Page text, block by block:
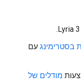
בסטרימינג עם
מודלים של